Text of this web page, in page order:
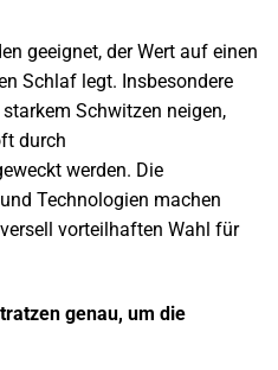
geeignet, der Wert auf einen
Schlaf legt. Insbesondere
Schwitzen neigen,
durch
werden. Die
Technologien machen
vorteilhaften Wahl für
genau, um die